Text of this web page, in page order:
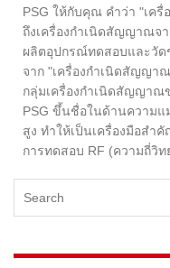
PSG ให้กับคุณ คำว่า "เค
ถึงเครื่องกำเนิดสัญญาณจา
ผลิตอุปกรณ์ทดสอบและวัด
จาก "เครื่องกำเนิดสัญญา
กลุ่มเครื่องกำเนิดสัญญาณ
PSG ขึ้นชื่อในด้านความ
สูง ทำให้เป็นเครื่องมือสำ
การทดสอบ RF (ความถี่วิท